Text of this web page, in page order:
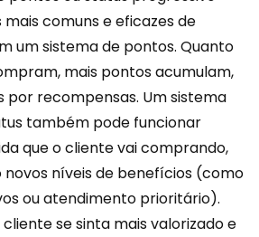
comuns e eficazes de
um sistema de pontos. Quanto
mais pontos acumulam,
recompensas. Um sistema
também pode funcionar
que o cliente vai comprando,
novos níveis de benefícios (como
ou atendimento prioritário).
se sinta mais valorizado e